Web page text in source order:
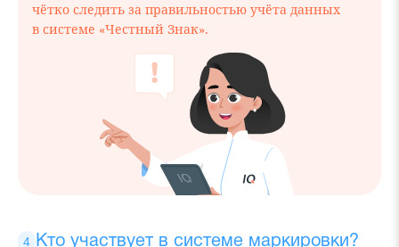
чётко следить за правильностью учёта данных
в системе «Честный Знак».
Кто участвует в системе маркировки?